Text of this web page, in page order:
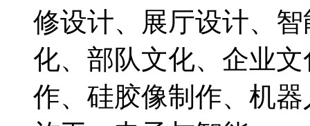
修设计、展厅设计、
化、部队文化、企业
作、硅胶像制作、机